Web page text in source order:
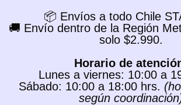
📦 Envíos a todo Chile
🚚 Envío dentro de la Región
solo $2.990.
Horario de
Lunes a viernes: 10:00 a
Sábado: 10:00 a 18:00 hrs.
según